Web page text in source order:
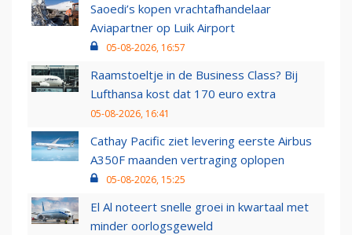
Saoedi’s kopen vrachtafhandelaar
Aviapartner op Luik Airport
05-08-2026, 16:57
Raamstoeltje in de Business Class? Bij
Lufthansa kost dat 170 euro extra
05-08-2026, 16:41
Cathay Pacific ziet levering eerste Airbus
A350F maanden vertraging oplopen
05-08-2026, 15:25
El Al noteert snelle groei in kwartaal met
minder oorlogsgeweld